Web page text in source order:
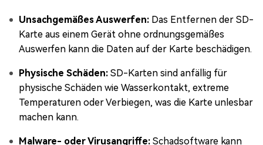
Unsachgemäßes Auswerfen: Das Entfernen der SD-
Karte aus einem Gerät ohne ordnungsgemäßes
Auswerfen kann die Daten auf der Karte beschädigen.
Physische Schäden: SD-Karten sind anfällig für
physische Schäden wie Wasserkontakt, extreme
Temperaturen oder Verbiegen, was die Karte unlesbar
machen kann.
Malware- oder Virusangriffe: Schadsoftware kann